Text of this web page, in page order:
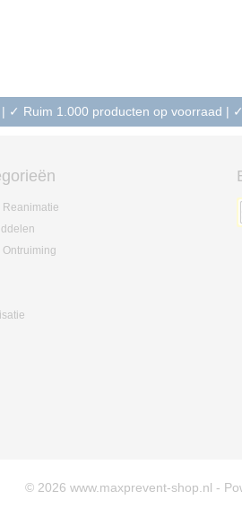
✓ Ruim 1.000 producten op voorraad |
Reanimatie
Ontruiming
© 2026 www.maxprevent-shop.nl -